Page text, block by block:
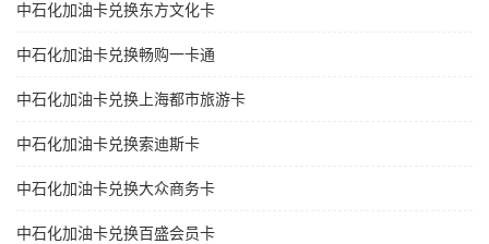
中石化加油卡兑换东方文化卡
中石化加油卡兑换畅购一卡通
中石化加油卡兑换上海都市旅游卡
中石化加油卡兑换索迪斯卡
中石化加油卡兑换大众商务卡
中石化加油卡兑换百盛会员卡